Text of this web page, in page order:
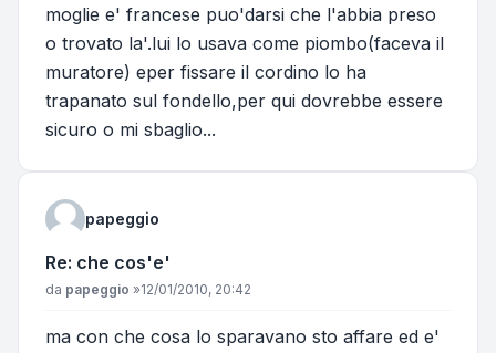
moglie e' francese puo'darsi che l'abbia preso
o trovato la'.lui lo usava come piombo(faceva il
muratore) eper fissare il cordino lo ha
trapanato sul fondello,per qui dovrebbe essere
sicuro o mi sbaglio...
papeggio
Re: che cos'e'
Messaggio
da papeggio »12/01/2010, 20:42
ma con che cosa lo sparavano sto affare ed e'